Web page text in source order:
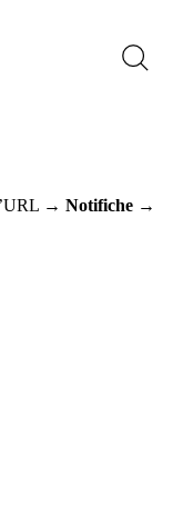
→ Notifiche →